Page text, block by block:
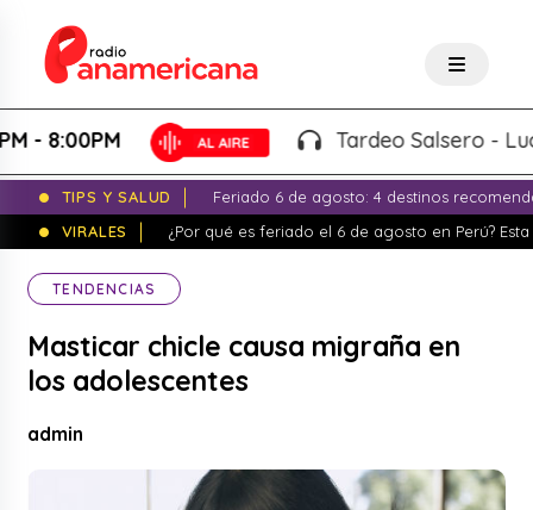
Tardeo Salsero - Lucho
TIPS Y SALUD
Feriado 6 de agosto: 4 destinos
VIRALES
¿Por qué es feriado el 6 de agosto en Perú?
TENDENCIAS
Masticar chicle causa migraña en
los adolescentes
admin